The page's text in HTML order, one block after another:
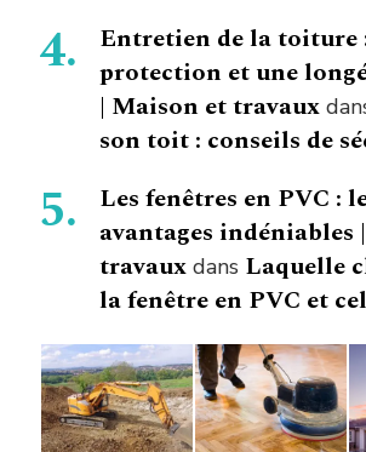
Entretien de la toiture
protection et une
| Maison et travaux
son toit : conseils de
Les fenêtres en PVC :
avantages indéniables
travaux dans Laquelle
la fenêtre en PVC et